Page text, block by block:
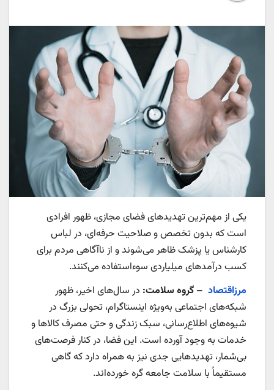
یکی از مهم‌ترین تهدیدهای فضای مجازی، ظهور افرادی
است که بدون تخصص و صلاحیت حرفه‌ای، در لباس
کارشناس یا پزشک ظاهر می‌شوند و از ناآگاهی مردم برای
کسب درآمدهای میلیاردی سوءاستفاده می‌کنند.
مرزاقتصاد – گروه سلامت: در سال‌های اخیر، ظهور
شبکه‌های اجتماعی به‌ویژه اینستاگرام، تحولی بزرگ در
شیوه‌های اطلاع‌رسانی، سبک زندگی و حتی مصرف کالاها و
خدمات به وجود آورده است. این فضا، در کنار فرصت‌های
بی‌شمار، تهدیدهایی جدی نیز به همراه دارد که گاهی
مستقیماً با سلامت جامعه گره خورده‌اند.